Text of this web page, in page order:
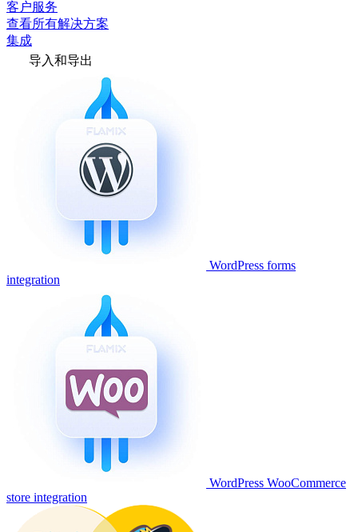
客户服务
查看所有解决方案
集成
导入和导出
WordPress forms
integration
WordPress WooCommerce
store integration